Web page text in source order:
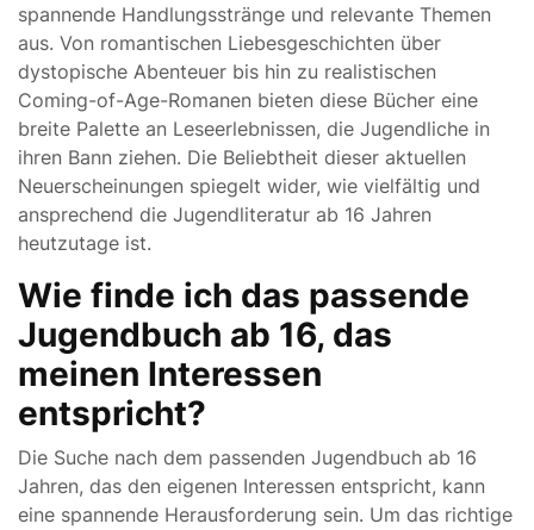
spannende Handlungsstränge und relevante Themen
aus. Von romantischen Liebesgeschichten über
dystopische Abenteuer bis hin zu realistischen
Coming-of-Age-Romanen bieten diese Bücher eine
breite Palette an Leseerlebnissen, die Jugendliche in
ihren Bann ziehen. Die Beliebtheit dieser aktuellen
Neuerscheinungen spiegelt wider, wie vielfältig und
ansprechend die Jugendliteratur ab 16 Jahren
heutzutage ist.
Wie finde ich das passende
Jugendbuch ab 16, das
meinen Interessen
entspricht?
Die Suche nach dem passenden Jugendbuch ab 16
Jahren, das den eigenen Interessen entspricht, kann
eine spannende Herausforderung sein. Um das richtige